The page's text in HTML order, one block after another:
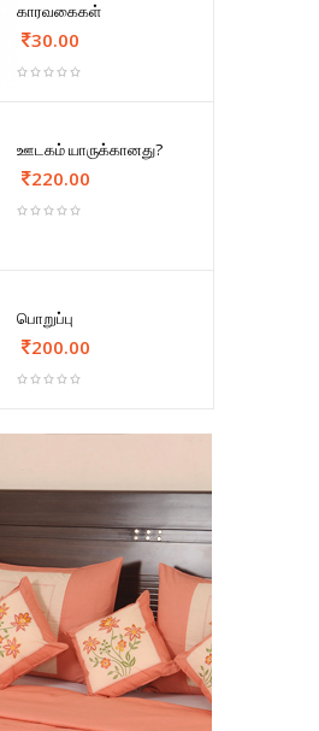
காரவகைகள்
30.00
ஊடகம் யாருக்கானது?
220.00
பொறுப்பு
200.00